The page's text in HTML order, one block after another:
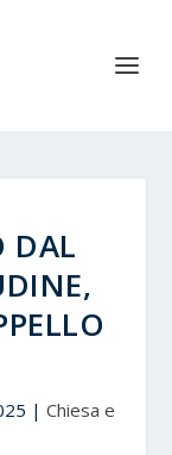
DAL
| Chiesa e